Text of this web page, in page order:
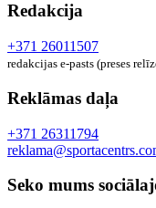
Redakcija
+371 26011507
redakcijas e-pasts (preses
Reklāmas daļa
+371 26311794
Seko mums